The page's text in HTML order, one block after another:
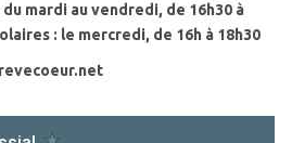
mardi au vendredi, de 16h30 à
: le mercredi, de 16h à 18h30